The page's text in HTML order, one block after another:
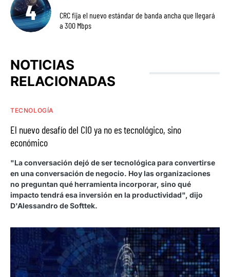
CRC fija el nuevo estándar de banda ancha que llegará
a 300 Mbps
NOTICIAS
RELACIONADAS
TECNOLOGÍA
El nuevo desafío del CIO ya no es tecnológico, sino
económico
"La conversación dejó de ser tecnológica para convertirse
en una conversación de negocio. Hoy las organizaciones
no preguntan qué herramienta incorporar, sino qué
impacto tendrá esa inversión en la productividad", dijo
D'Alessandro de Softtek.